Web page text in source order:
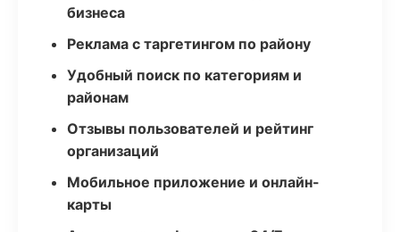
бизнеса
Реклама с таргетингом по району
Удобный поиск по категориям и
районам
Отзывы пользователей и рейтинг
организаций
Мобильное приложение и онлайн-
карты